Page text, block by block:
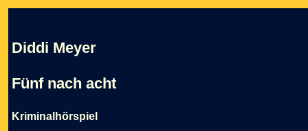
Diddi Meyer
Fünf nach acht
Kriminalhörspiel